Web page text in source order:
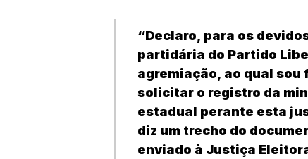
“Declaro, para os
partidária do Partido
agremiação, ao qual
solicitar o registro da
estadual perante esta
diz um trecho do
enviado à Justiça